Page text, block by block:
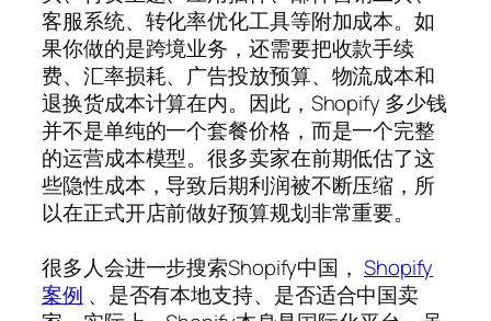
客服系统、转化率优化工具等附加成本。如
果你做的是跨境业务，还需要把收款手续
费、汇率损耗、广告投放预算、物流成本和
退换货成本计算在内。因此，Shopify 多少钱
并不是单纯的一个套餐价格，而是一个完整
的运营成本模型。很多卖家在前期低估了这
些隐性成本，导致后期利润被不断压缩，所
以在正式开店前做好预算规划非常重要。
很多人会进一步搜索Shopify中国， Shopify
案例 、是否有本地支持、是否适合中国卖